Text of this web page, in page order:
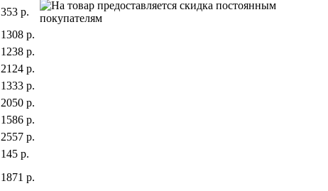
353 р.
1308 р.
1238 р.
2124 р.
1333 р.
2050 р.
1586 р.
2557 р.
145 р.
1871 р.